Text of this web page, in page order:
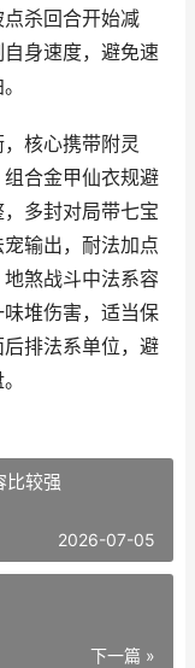
杀回合开始减
身速度，避免速
核心携带附灵
合金甲仙衣规避
多封对局带七宝
输出，耐法加点
煞战斗中法系容
堆伤害，适当保
排法系单位，避
比较强
2026-07-05
下一篇 »